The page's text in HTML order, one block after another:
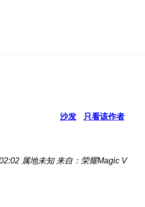
沙发 只看该作者
属地未知 来自：荣耀Magic V